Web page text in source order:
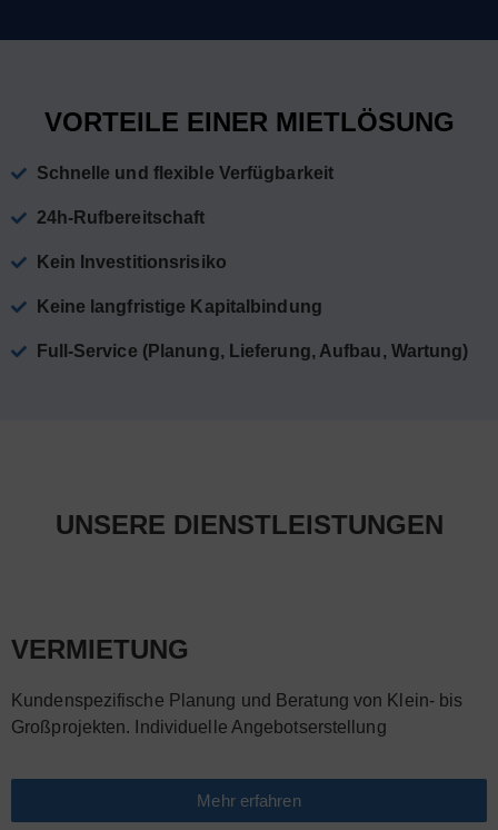
VORTEILE EINER MIETLÖSUNG
Schnelle und flexible Verfügbarkeit
24h-Rufbereitschaft
Kein Investitionsrisiko
Keine langfristige Kapitalbindung
Full-Service (Planung, Lieferung, Aufbau, Wartung)
UNSERE DIENSTLEISTUNGEN
VERMIETUNG
Kundenspezifische Planung und Beratung von Klein- bis
Großprojekten. Individuelle Angebotserstellung
Mehr erfahren